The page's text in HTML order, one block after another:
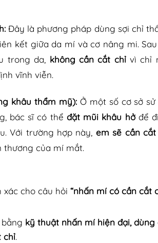
Đây là phương pháp dùng sợi chỉ
kết giữa da mí và cơ nâng mi.
trong da, không cần cắt chỉvì chỉ
vĩnh viễn.
khâu thẩm mỹ): Ở một số cơ sở
bác sĩ có thể đặt mũi khâu hởđể
Với trường hợp này, em sẽ cần
thương của mí mắt.
xác cho câu hỏi “nhấn mí có cần cắt
kỹ thuật nhấn mí hiện đại,
chỉ.